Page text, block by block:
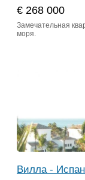
€ 268 000
Замечательная
моря.
Вилла -